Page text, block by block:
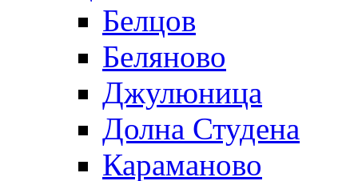
Белцов
Беляново
Джулюница
Долна Студена
Караманово